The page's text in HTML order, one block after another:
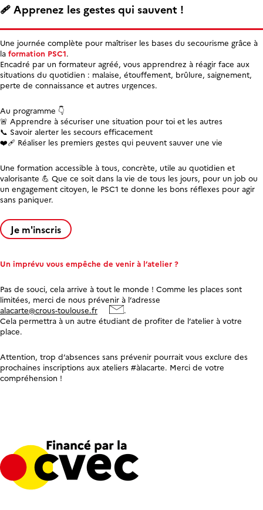
🩹 Apprenez les gestes qui sauvent !
Une journée complète pour maîtriser les bases du secourisme grâce à
la formation PSC1.
Encadré par un formateur agréé, vous apprendrez à réagir face aux
situations du quotidien : malaise, étouffement, brûlure, saignement,
perte de connaissance et autres urgences.
Au programme 👇
🚨 Apprendre à sécuriser une situation pour toi et les autres
📞 Savoir alerter les secours efficacement
❤️‍🩹 Réaliser les premiers gestes qui peuvent sauver une vie
Une formation accessible à tous, concrète, utile au quotidien et
valorisante 💪 Que ce soit dans la vie de tous les jours, pour un job ou
un engagement citoyen, le PSC1 te donne les bons réflexes pour agir
sans paniquer.
Je m'inscris
Un imprévu vous empêche de venir à l’atelier ?
Pas de souci, cela arrive à tout le monde ! Comme les places sont
limitées, merci de nous prévenir à l’adresse
alacarte@crous-toulouse.fr
.
Cela permettra à un autre étudiant de profiter de l’atelier à votre
place.
Attention, trop d’absences sans prévenir pourrait vous exclure des
prochaines inscriptions aux ateliers #àlacarte. Merci de votre
compréhension !